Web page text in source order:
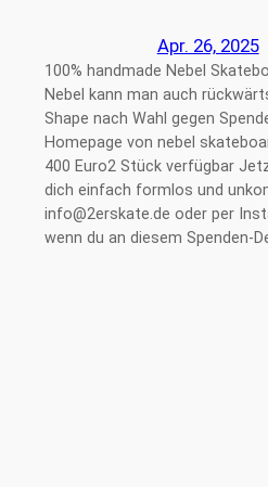
Apr. 26, 2025
100% handmade Nebel
Nebel kann man auch
Shape nach Wahl gegen
Homepage von nebel
400 Euro2 Stück verfügbar
dich einfach formlos und
info@2erskate.de oder per
wenn du an diesem Spenden-